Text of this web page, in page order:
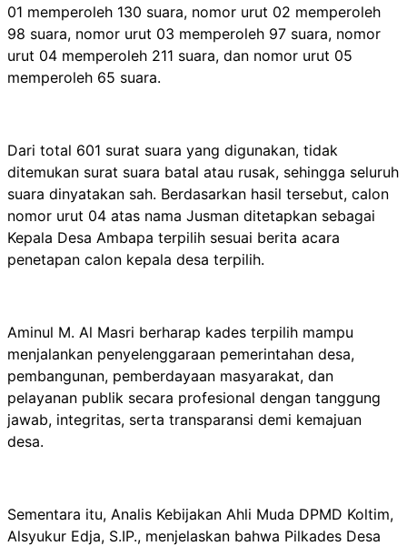
01 memperoleh 130 suara, nomor urut 02 memperoleh
98 suara, nomor urut 03 memperoleh 97 suara, nomor
urut 04 memperoleh 211 suara, dan nomor urut 05
memperoleh 65 suara.
Dari total 601 surat suara yang digunakan, tidak
ditemukan surat suara batal atau rusak, sehingga seluruh
suara dinyatakan sah. Berdasarkan hasil tersebut, calon
nomor urut 04 atas nama Jusman ditetapkan sebagai
Kepala Desa Ambapa terpilih sesuai berita acara
penetapan calon kepala desa terpilih.
Aminul M. Al Masri berharap kades terpilih mampu
menjalankan penyelenggaraan pemerintahan desa,
pembangunan, pemberdayaan masyarakat, dan
pelayanan publik secara profesional dengan tanggung
jawab, integritas, serta transparansi demi kemajuan
desa.
Sementara itu, Analis Kebijakan Ahli Muda DPMD Koltim,
Alsyukur Edja, S.IP., menjelaskan bahwa Pilkades Desa